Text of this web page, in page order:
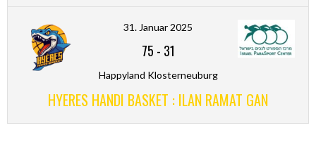
31. Januar 2025
75 - 31
Happyland Klosterneuburg
HYERES HANDI BASKET : ILAN RAMAT GAN